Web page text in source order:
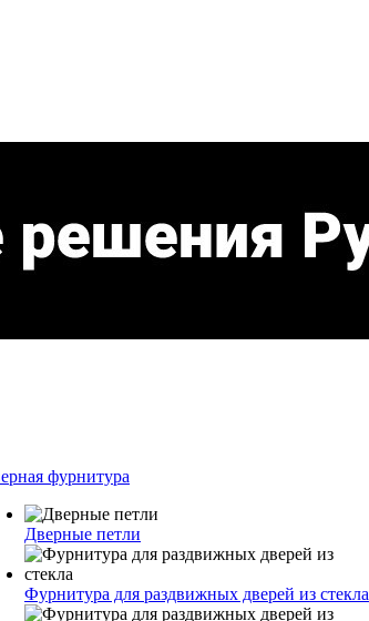
фурнитура
Дверные петли
Фурнитура для раздвижных дверей из стекла